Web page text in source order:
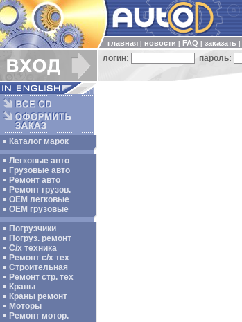
главная новости FAQ заказать
логин: пароль:
Каталог марок
Легковые авто
Грузовые авто
Ремонт авто
Ремонт грузов.
ОЕМ легковые
OEM грузовые
Погрузчики
Погруз. ремонт
С/х техника
Ремонт с/х тех
Строительная
Ремонт стр. тех
Краны
Краны ремонт
Моторы
Ремонт мотор.